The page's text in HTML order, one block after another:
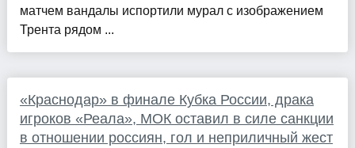
матчем вандалы испортили мурал с изображением
Трента рядом ...
«Краснодар» в финале Кубка России, драка
игроков «Реала», МОК оставил в силе санкции
в отношении россиян, гол и неприличный жест